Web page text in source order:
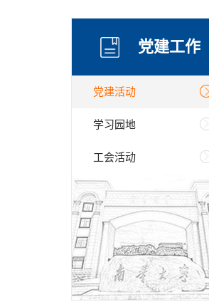
党建工作
党建活动
学习园地
工会活动